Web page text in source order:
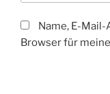
Name, E-
Browser für